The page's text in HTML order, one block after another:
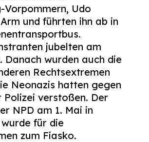
Vorpommern, Udo
und führten ihn ab in
jubelten am
Danach wurden auch die
Rechtsextremen
Neonazis hatten gegen
Polizei verstoßen. Der
NPD am 1. Mai in
für die
zum Fiasko.